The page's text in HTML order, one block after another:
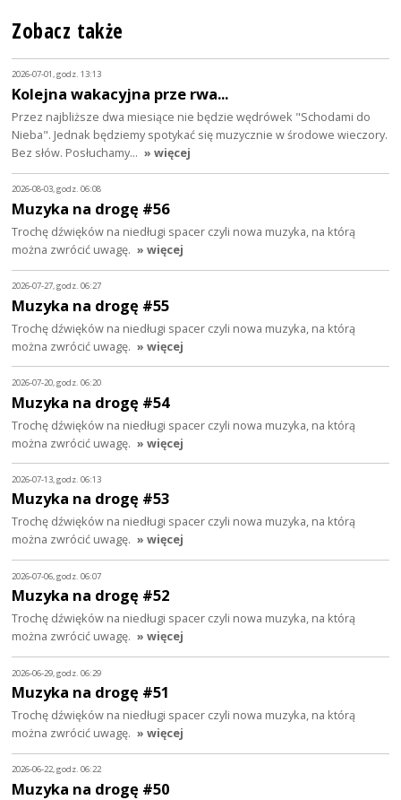
Zobacz także
2026-07-01, godz. 13:13
Kolejna wakacyjna prze rwa...
Przez najbliższe dwa miesiące nie będzie wędrówek "Schodami do
Nieba". Jednak będziemy spotykać się muzycznie w środowe wieczory.
Bez słów. Posłuchamy… » więcej
2026-08-03, godz. 06:08
Muzyka na drogę #56
Trochę dźwięków na niedługi spacer czyli nowa muzyka, na którą
można zwrócić uwagę. » więcej
2026-07-27, godz. 06:27
Muzyka na drogę #55
Trochę dźwięków na niedługi spacer czyli nowa muzyka, na którą
można zwrócić uwagę. » więcej
2026-07-20, godz. 06:20
Muzyka na drogę #54
Trochę dźwięków na niedługi spacer czyli nowa muzyka, na którą
można zwrócić uwagę. » więcej
2026-07-13, godz. 06:13
Muzyka na drogę #53
Trochę dźwięków na niedługi spacer czyli nowa muzyka, na którą
można zwrócić uwagę. » więcej
2026-07-06, godz. 06:07
Muzyka na drogę #52
Trochę dźwięków na niedługi spacer czyli nowa muzyka, na którą
można zwrócić uwagę. » więcej
2026-06-29, godz. 06:29
Muzyka na drogę #51
Trochę dźwięków na niedługi spacer czyli nowa muzyka, na którą
można zwrócić uwagę. » więcej
2026-06-22, godz. 06:22
Muzyka na drogę #50